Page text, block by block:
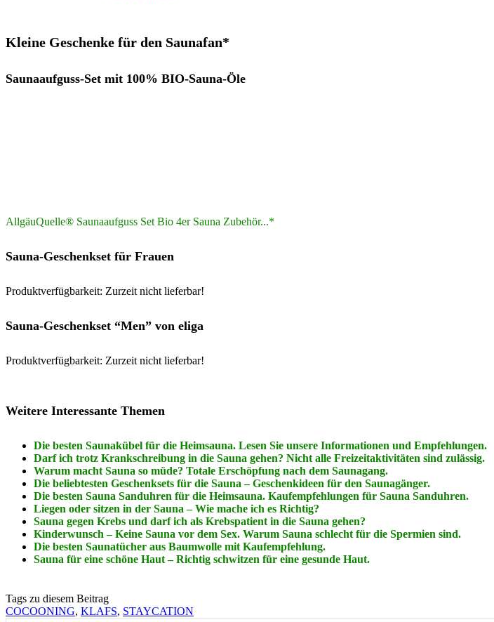
Kleine Geschenke für den Saunafan*
Saunaaufguss-Set mit 100% BIO-Sauna-Öle
AllgäuQuelle® Saunaaufguss Set Bio 4er Sauna Zubehör...*
Sauna-Geschenkset für Frauen
Produktverfügbarkeit: Zurzeit nicht lieferbar!
Sauna-Geschenkset “Men” von eliga
Produktverfügbarkeit: Zurzeit nicht lieferbar!
Weitere Interessante Themen
Die besten Saunakübel für die Heimsauna. Lesen Sie unsere Informationen und Empfehlungen.
Darf ich trotz Krankschreibung in die Sauna gehen? Nicht alle Freizeitaktivitäten sind zulässig.
Warum macht Sauna so müde? Totale Erschöpfung nach dem Saunagang.
Die beliebtesten Geschenksets für die Sauna – Geschenkideen für den Saunagänger.
Die besten Sauna Sanduhren für die Heimsauna. Kaufempfehlungen für Sauna Sanduhren.
Liegen oder sitzen in der Sauna – Wie mache ich es Richtig?
Sauna gegen Krebs und darf ich als Krebspatient in die Sauna gehen?
Kinderwunsch – Keine Sauna vor dem Sex. Warum Sauna schlecht für die Spermien sind.
Die besten Saunatücher aus Baumwolle mit Kaufempfehlung.
Sauna für eine schöne Haut – Richtig schwitzen für eine gesunde Haut.
Tags zu diesem Beitrag
COCOONING, KLAFS, STAYCATION